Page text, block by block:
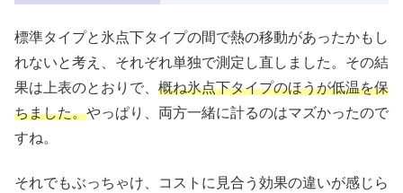
標準タイプと氷点下タイプの間で熱の移動があったかもし
れないと考え、それぞれ単独で測定し直しました。その結
果は上表のとおりで、 概ね氷点下タイプのほうが低温を保
ちました。やっぱり、両方一緒に計るのはマズかったので
すね。
それでもぶっちゃけ、コストに見合う効果の違いが感じら